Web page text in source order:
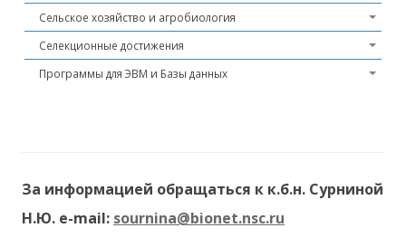
Сельское хозяйство и агробиология
Селекционные достижения
Программы для ЭВМ и Базы данных
За информацией обращаться к к.б.н. Сурниной
Н.Ю. e-mail: sournina@bionet.nsc.ru